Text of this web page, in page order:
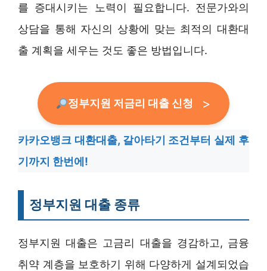
를 증대시키는 노력이 필요합니다. 전문가와의
상담을 통해 자신의 상황에 맞는 최적의 대환대
출 계획을 세우는 것도 좋은 방법입니다.
정부지원 저금리 대출 신청
카카오뱅크 대환대출, 갈아타기 조건부터 실제 후
기까지 한번에!
정부지원 대출 종류
정부지원 대출은 고금리 대출을 경감하고, 금융
취약 계층을 보호하기 위해 다양하게 설계되었습